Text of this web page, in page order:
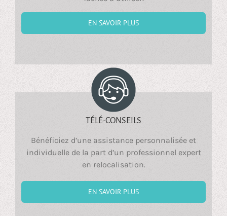
EN SAVOIR PLUS
TÉLÉ-CONSEILS
Bénéficiez d’une assistance personnalisée et
individuelle de la part d’un professionnel expert
en relocalisation.
EN SAVOIR PLUS